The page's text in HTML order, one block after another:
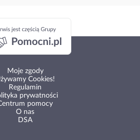
Moje zgody
Cookies!
Regulamin
prywatności
pomocy
O nas
DSA